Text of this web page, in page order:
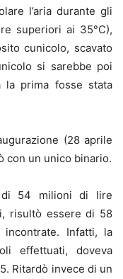
l’aria durante gli
superiori ai 35°C),
cunicolo, scavato
si sarebbe poi
la prima fosse stata
(28 aprile
con un unico binario.
di 54 milioni di lire
risultò essere di 58
Infatti, la
effettuati, doveva
Ritardò invece di un